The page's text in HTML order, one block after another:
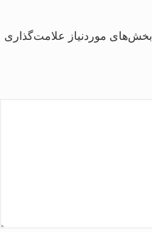
بخش‌های موردنیاز علامت‌گذاری